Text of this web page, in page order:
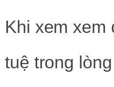
Khi xem
tuệ trong